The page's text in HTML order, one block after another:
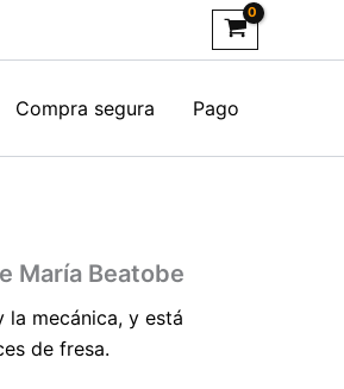
Compra segura Pago
María Beatobe
la mecánica, y está
de fresa.